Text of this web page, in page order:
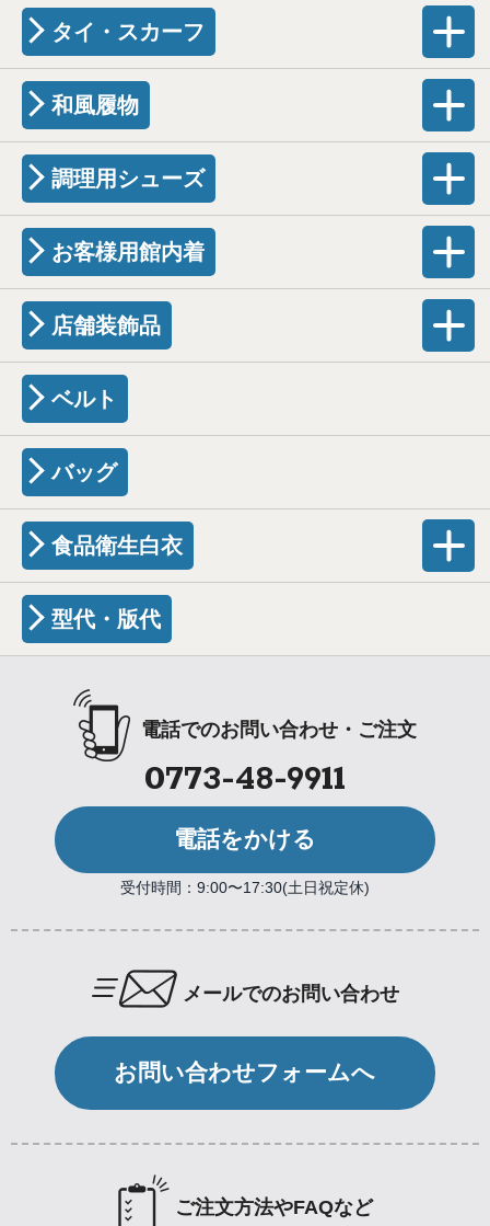
タイ・スカーフ
和風履物
調理用シューズ
お客様用館内着
店舗装飾品
ベルト
バッグ
食品衛生白衣
型代・版代
電話でのお問い合わせ・ご注文
0773-48-9911
電話をかける
受付時間：9:00〜17:30(土日祝定休)
メールでのお問い合わせ
お問い合わせフォームへ
ご注文方法やFAQなど